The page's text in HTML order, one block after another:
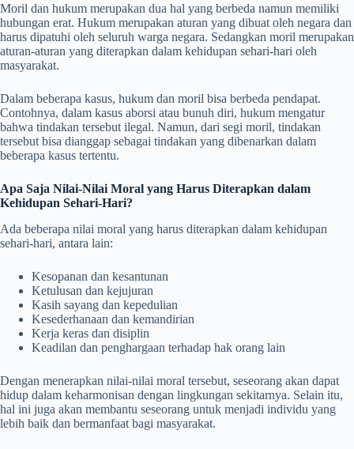
Moril dan hukum merupakan dua hal yang berbeda namun memiliki
hubungan erat. Hukum merupakan aturan yang dibuat oleh negara dan
harus dipatuhi oleh seluruh warga negara. Sedangkan moril merupakan
aturan-aturan yang diterapkan dalam kehidupan sehari-hari oleh
masyarakat.
Dalam beberapa kasus, hukum dan moril bisa berbeda pendapat.
Contohnya, dalam kasus aborsi atau bunuh diri, hukum mengatur
bahwa tindakan tersebut ilegal. Namun, dari segi moril, tindakan
tersebut bisa dianggap sebagai tindakan yang dibenarkan dalam
beberapa kasus tertentu.
Apa Saja Nilai-Nilai Moral yang Harus Diterapkan dalam
Kehidupan Sehari-Hari?
Ada beberapa nilai moral yang harus diterapkan dalam kehidupan
sehari-hari, antara lain:
Kesopanan dan kesantunan
Ketulusan dan kejujuran
Kasih sayang dan kepedulian
Kesederhanaan dan kemandirian
Kerja keras dan disiplin
Keadilan dan penghargaan terhadap hak orang lain
Dengan menerapkan nilai-nilai moral tersebut, seseorang akan dapat
hidup dalam keharmonisan dengan lingkungan sekitarnya. Selain itu,
hal ini juga akan membantu seseorang untuk menjadi individu yang
lebih baik dan bermanfaat bagi masyarakat.